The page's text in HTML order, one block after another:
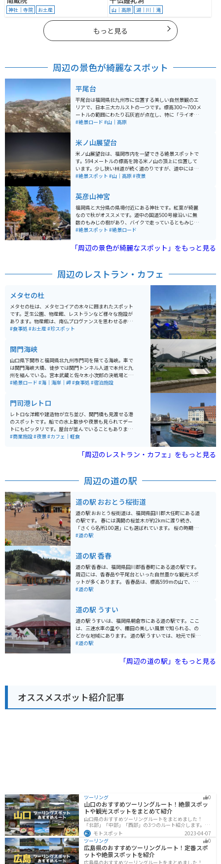
神社｜寺院 お土産 山｜高原 湖｜川｜滝
もっと見る
周辺の景色が綺麗なスポット
平尾台
平尾台は福岡県北九州市に位置する美しい自然景観のエ
リアで、日本三大カルストの一つです。標高300〜700メ
ートルの範囲にわたり石灰岩が点在し、特に「ライオン
岩」「キス岩」などの変わった形の岩や石灰岩の中から
が高いです。 平尾台の特徴的な景観は、純白の石灰岩と
神秘的な鍾乳洞です。この地域には約200ヶ所の鍾乳洞
があり、その中でも自然のままの洞窟を探検するケイビ
ングのメッカとして知られています。初心者でもケイビ
ング体験ができるガイドツアーがあり、ヘッドライトの
キャンプやバンガロー、コテージなどの宿泊施設もあり
ます。ここでは天然石ブレスレット作りを体験すること
もでき、自然の中で1日を過ごすことができます​。
#絶景ロード #山｜高原
米ノ山展望台
米ノ山展望台は、福岡市内を一望できる絶景スポットで
す。594メートルの標高を誇る米ノ山の頂上に位置して
います。少し狭い林道が続く道のりですが、道中には
「若杉の湯」という温泉施設もあり、リフレッシュする
夜になると、福岡タワーや博多湾を一望する美しい夜景
も見ることができます。
#絶景スポット #山｜高原#夜景
英彦山神宮
福岡県と大分県の県境付近にある神社です。紅葉が綺麗
なので秋がオススメです。道中の国道500号線沿いに無
数のもみじの樹があり、バイクで走っているともみじの
ゲートの中を通行しているようで車では味わえない壮大
場の脇に止めて徒歩で上に登る必要がありますが、一面
もみじの世界が広がっていて日々の喧騒を忘れることが
#絶景スポット #絶景ロード
「周辺の景色が綺麗なスポット」をもっと見る
周辺のレストラン・カフェ
メタセの杜
メタセの杜は、メタセコイアの木々に囲まれたスポット
です。芝生公園、物産館、レストランなど様々な施設が
あります。物産館は、南仏プロヴァンスを思わせる赤レ
ンガと白を基調とした外観が特徴で、地元で収穫された
しい食事も楽しむことができます。 戦闘機や練習機等も
展示してあります。大型駐車場が完備されており、バイ
クでのアクセスも便利です。「メタセコイア」の林木に
囲まれており、公園等もあるのでツーリング以外でも家
族等で遊びにいくのにも適しています。
#食事処 #お土産#珍スポット
関門海峡
山口県下関市と福岡県北九州市門司を隔てる海峡。車で
は関門海峡大橋、徒歩では関門トンネル人道で本州と九
州を結んでいる。宮本武蔵と佐々木小次郎の決戦場とな
った巌流島や門司港レトロなどの観光地が楽しめる。
#絶景ロード #海｜海岸｜岬#食事処 #宿泊施設
門司港レトロ
レトロな洋館や建造物が立ち並び、関門橋も見渡せる港
のスポットです。船での水上散歩や夜景も見られてデー
トにもピッタリです。屋台が並んでいることもありま
す。港としてはコンパクトにまとまっているので、気軽
#商業施設#夜景#カフェ｜軽食
「周辺のレストラン・カフェ」をもっと見る
周辺の道の駅
道の駅 おおとう桜街道
道の駅 おおとう桜街道は、福岡県田川郡大任町にある道
の駅です。 春には満開の桜並木が約2kmに渡り続き、
「さくら名所100選」にも選ばれています。 桜の時期に
は多くの人で賑わい、屋台などもたくさん出店します。
使った料理を楽しむことができます。 バイク駐車場も完
備されているので、ツーリングの休憩にも最適です。 道
の駅 おおとう桜街道は、自然豊かで、地元の人々との触
れ合いも楽しめる場所です。 周辺には、温泉施設やキャ
ンプ場などもあり、観光の拠点としてもおすすめです。
#道の駅
道の駅 香春
道の駅 香春は、福岡県田川郡香春町にある道の駅です。
周辺には、香春岳や平尾台といった自然豊かな観光スポ
ットが多くあります。 香春岳は、標高599mの山で、山
頂からは360度のパノラマが楽しめます。また、香春岳
えられる、広大なカルスト台地です。羊の群れのような
白い石灰岩が点在する風景は、一見の価値があります。
ハイキングコースも整備されているので、自然を満喫で
きます。 道の駅 香春では、地元で採れた新鮮な野菜や果
物が販売されているほか、香春町の特産品である「かわ
岳や平尾台へのアクセスも良好です。
#道の駅
道の駅 うすい
道の駅 うすいは、福岡県朝倉市にある道の駅です。ここ
は、三連水車の里や、棚田の美しい風景で知られる、の
どかな地域にあります。 道の駅 うすいでは、地元で採れ
た新鮮な野菜や果物を買うことができます。特産品は、
りなどの体験も楽しめます。また、レストランでは、地
元の食材を使った郷土料理を味わうことができます。 バ
がら、地元の美味しいものを堪能してください。
#道の駅
「周辺の道の駅」をもっと見る
オススメスポット紹介記事
ツーリング 0
山口のおすすめツーリングルート！絶景スポッ
トや観光スポットをまとめて紹介
山口県のおすすめツーリングルートをまとめました！
「北部」「中部」「西部」の3つのルート紹介します。美
しい海岸線や山々を楽しむことができます。バイクで山
口県にツーリングに行く際は参考にしてください。
モトスポット
2023-04-07
ツーリング
0
広島県のおすすめツーリングルート！定番スポ
ットや絶景スポットを紹介
広島県のおすすめツーリングルートをまとめました！